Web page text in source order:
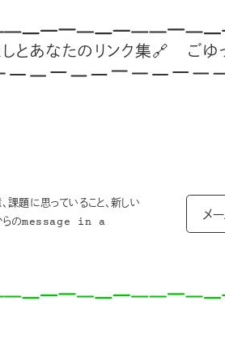
リンク集🔗 ごゆっくり🦢🍂
題に思っていること、新しい
からのmessage in a